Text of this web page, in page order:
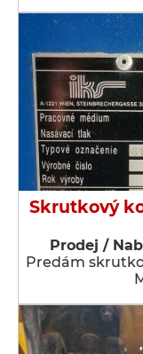
Skrutkový
Prodej /
Predám